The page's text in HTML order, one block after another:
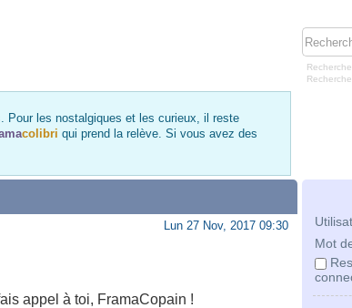
Pour les nostalgiques et les curieux, il reste
colibri qui prend la relève. Si vous avez des
Mot
Lun 27 Nov, 2017 09:30
appel à toi, FramaCopain !